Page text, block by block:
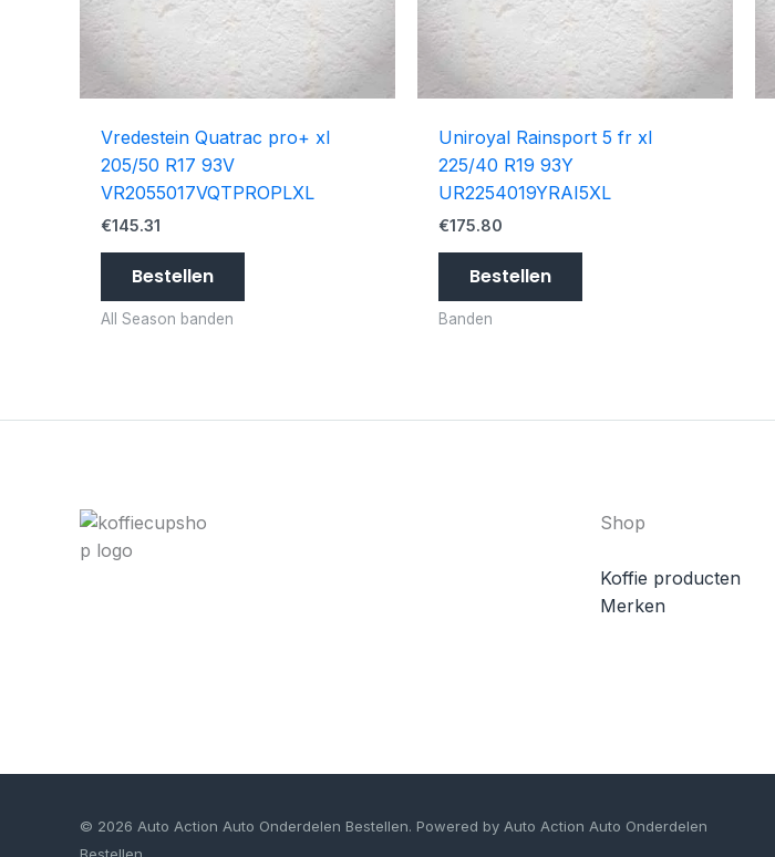
Vredestein Quatrac pro+ xl
205/50 R17 93V
VR2055017VQTPROPLXL
€145.31
Bestellen
All Season banden
Uniroyal Rainsport 5 fr xl
225/40 R19 93Y
UR2254019YRAI5XL
€175.80
Bestellen
Banden
Shop
Koffie producten
Merken
© 2026 Auto Action Auto Onderdelen Bestellen. Powered by Auto Action Auto Onderdelen